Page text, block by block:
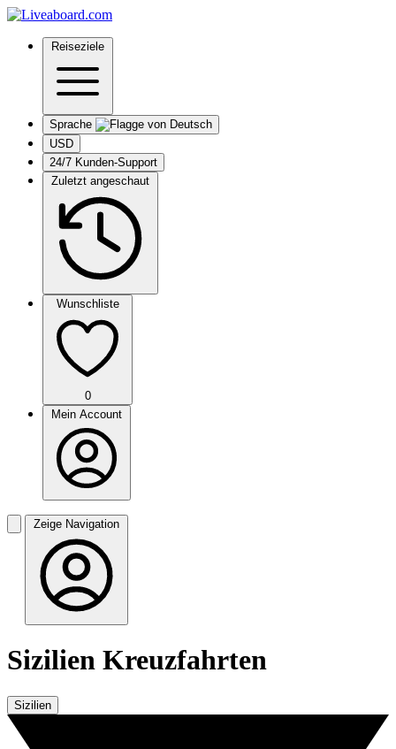
Reiseziele
Sprache
USD
24/7 Kunden-Support
Zuletzt angeschaut
Wunschliste
0
Mein Account
Zeige Navigation
Sizilien Kreuzfahrten
Sizilien